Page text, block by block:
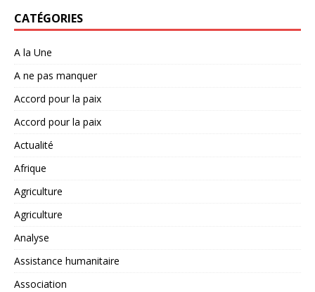
CATÉGORIES
A la Une
A ne pas manquer
Accord pour la paix
Accord pour la paix
Actualité
Afrique
Agriculture
Agriculture
Analyse
Assistance humanitaire
Association